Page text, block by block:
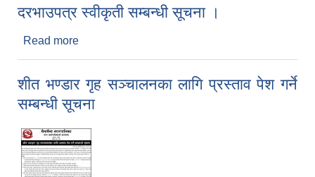
दरभाउपत्र स्वीकृती सम्बन्धी सूचना ।
Read more
शीत भण्डार गृह सञ्चालनका लागि प्रस्ताव पेश गर्ने
सम्बन्धी सूचना